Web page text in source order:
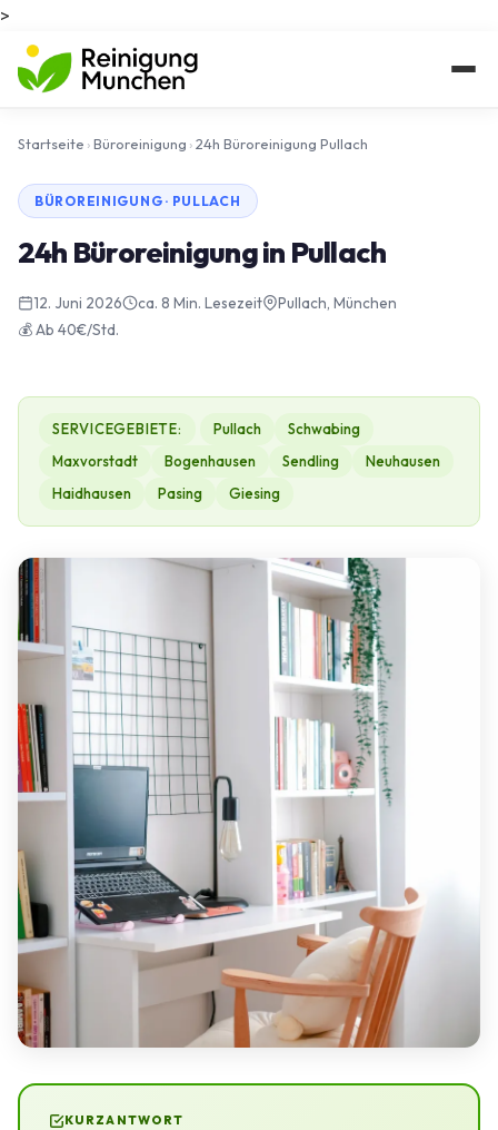
>
Startseite ›Büroreinigung ›24h Büroreinigung Pullach
BÜROREINIGUNG · PULLACH
24h Büroreinigung in Pullach
12. Juni 2026 ca. 8 Min. Lesezeit
Pullach, München
💰 Ab 40€/Std.
SERVICEGEBIETE: Pullach
Schwabing
Maxvorstadt
Bogenhausen Sendling
Neuhausen
Haidhausen
Pasing Giesing
KURZANTWORT